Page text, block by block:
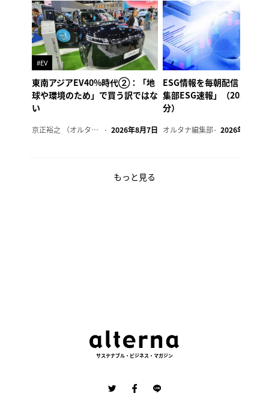
#EV
東南アジアEV40%時代②：「地
球や環境のため」で買う訳ではな
い
京正裕之 （オルタナ副編集長） 2026年8月7日
ESG情報を毎朝配信「オル
集部ESG速報」（2026年8
分）
オルタナ編集部 2026年8月7日
もっと見る
サステナブル・ビジネス・マガジン